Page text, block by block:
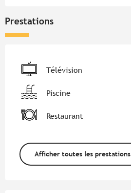
Prestations
Télévision
Piscine
Restaurant
Afficher toutes les prestations